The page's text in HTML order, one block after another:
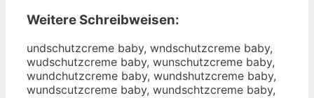
Weitere Schreibweisen:
undschutzcreme baby, wndschutzcreme baby,
wudschutzcreme baby, wunschutzcreme baby,
wundchutzcreme baby, wundshutzcreme baby,
wundscutzcreme baby, wundschtzcreme baby,